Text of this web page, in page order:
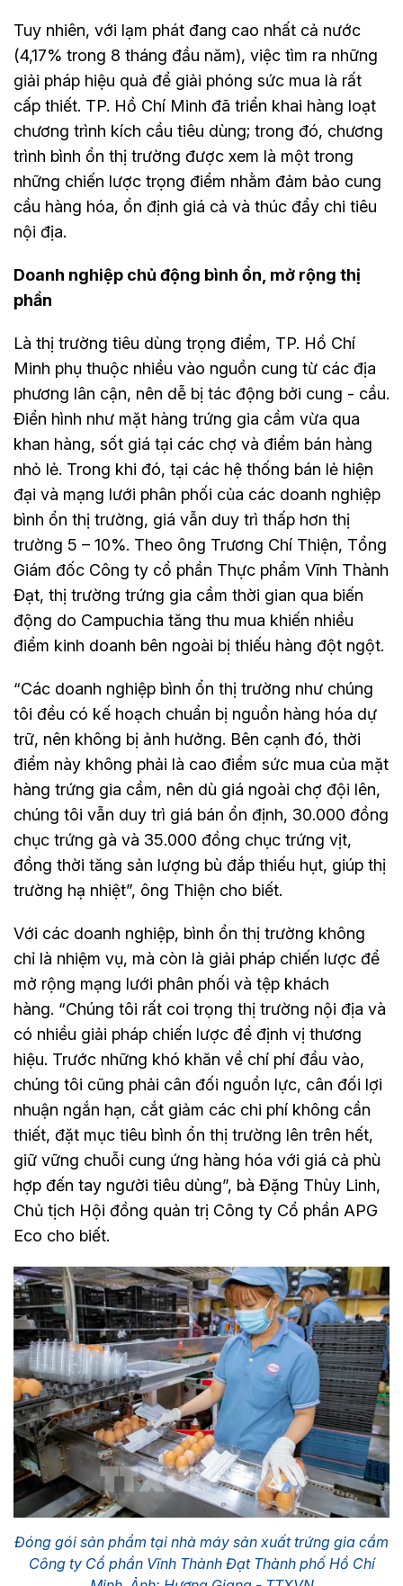
Tuy nhiên, với lạm phát đang cao nhất cả nước
(4,17% trong 8 tháng đầu năm), việc tìm ra những
giải pháp hiệu quả để giải phóng sức mua là rất
cấp thiết. TP. Hồ Chí Minh đã triển khai hàng loạt
chương trình kích cầu tiêu dùng; trong đó, chương
trình bình ổn thị trường được xem là một trong
những chiến lược trọng điểm nhằm đảm bảo cung
cầu hàng hóa, ổn định giá cả và thúc đẩy chi tiêu
nội địa.
Doanh nghiệp chủ động bình ổn, mở rộng thị
phần
Là thị trường tiêu dùng trọng điểm, TP. Hồ Chí
Minh phụ thuộc nhiều vào nguồn cung từ các địa
phương lân cận, nên dễ bị tác động bởi cung - cầu.
Điển hình như mặt hàng trứng gia cầm vừa qua
khan hàng, sốt giá tại các chợ và điểm bán hàng
nhỏ lẻ. Trong khi đó, tại các hệ thống bán lẻ hiện
đại và mạng lưới phân phối của các doanh nghiệp
bình ổn thị trường, giá vẫn duy trì thấp hơn thị
trường 5 – 10%. Theo ông Trương Chí Thiện, Tổng
Giám đốc Công ty cổ phần Thực phẩm Vĩnh Thành
Đạt, thị trường trứng gia cầm thời gian qua biến
động do Campuchia tăng thu mua khiến nhiều
điểm kinh doanh bên ngoài bị thiếu hàng đột ngột.
“Các doanh nghiệp bình ổn thị trường như chúng
tôi đều có kế hoạch chuẩn bị nguồn hàng hóa dự
trữ, nên không bị ảnh hưởng. Bên cạnh đó, thời
điểm này không phải là cao điểm sức mua của mặt
hàng trứng gia cầm, nên dù giá ngoài chợ đội lên,
chúng tôi vẫn duy trì giá bán ổn định, 30.000 đồng
chục trứng gà và 35.000 đồng chục trứng vịt,
đồng thời tăng sản lượng bù đắp thiếu hụt, giúp thị
trường hạ nhiệt”, ông Thiện cho biết.
Với các doanh nghiệp, bình ổn thị trường không
chỉ là nhiệm vụ, mà còn là giải pháp chiến lược để
mở rộng mạng lưới phân phối và tệp khách
hàng. “Chúng tôi rất coi trọng thị trường nội địa và
có nhiều giải pháp chiến lược để định vị thương
hiệu. Trước những khó khăn về chí phí đầu vào,
chúng tôi cũng phải cân đối nguồn lực, cân đối lợi
nhuận ngắn hạn, cắt giảm các chi phí không cần
thiết, đặt mục tiêu bình ổn thị trường lên trên hết,
giữ vững chuỗi cung ứng hàng hóa với giá cả phù
hợp đến tay người tiêu dùng”, bà Đặng Thùy Linh,
Chủ tịch Hội đồng quản trị Công ty Cổ phần APG
Eco cho biết.
Đóng gói sản phẩm tại nhà máy sản xuất trứng gia cầm
Công ty Cổ phần Vĩnh Thành Đạt Thành phố Hồ Chí